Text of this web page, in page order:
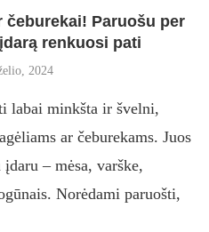
čeburekai! Paruošu per
renkuosi pati
2024
labai minkšta ir švelni,
ar čeburekams. Juos
– mėsa, varške,
Norėdami paruošti,